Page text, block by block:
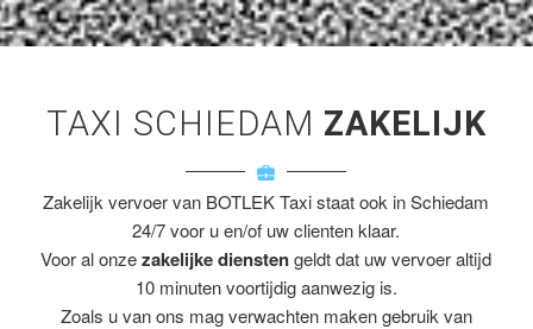
TAXI SCHIEDAM ZAKELIJK
Zakelijk vervoer van BOTLEK Taxi staat ook in Schiedam
24/7 voor u en/of uw clienten klaar.
Voor al onzezakelijke dienstengeldt dat uw vervoer altijd
10 minuten voortijdig aanwezig is.
Zoals u van ons mag verwachten maken gebruik van